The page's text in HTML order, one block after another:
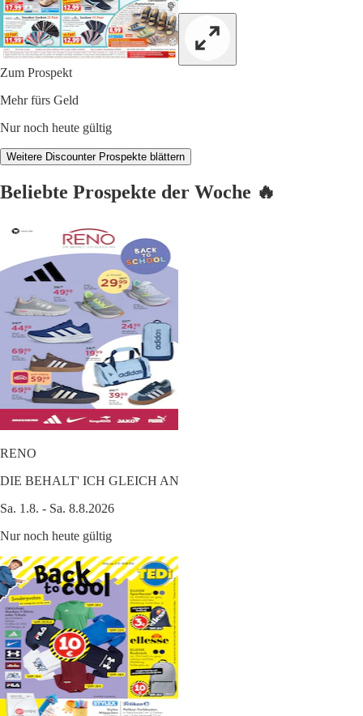
Zum Prospekt
Mehr fürs Geld
Nur noch heute gültig
Weitere Discounter Prospekte blättern
Beliebte Prospekte der Woche 🔥
RENO
DIE BEHALT' ICH GLEICH AN
Sa. 1.8. - Sa. 8.8.2026
Nur noch heute gültig